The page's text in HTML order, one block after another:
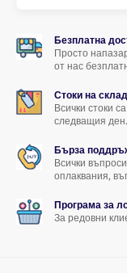
Безплатна
Просто
от нас
Стоки на склад
Всички стоки
следващия ден.
Бърза
Всички
оплаквания,
Програма за
За редовни